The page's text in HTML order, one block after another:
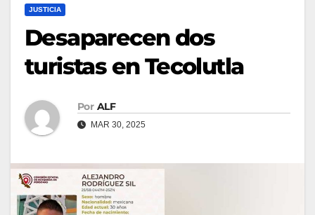
JUSTICIA
Desaparecen dos
turistas en Tecolutla
Por ALF
MAR 30, 2025